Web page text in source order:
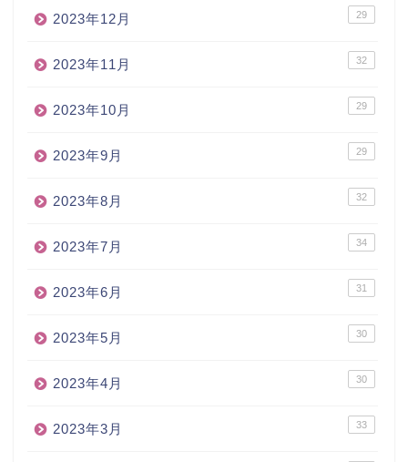
2023年12月 29
2023年11月 32
2023年10月 29
2023年9月 29
2023年8月 32
2023年7月 34
2023年6月 31
2023年5月 30
2023年4月 30
2023年3月 33